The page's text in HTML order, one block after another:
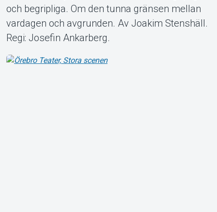
och begripliga. Om den tunna gränsen mellan
vardagen och avgrunden. Av Joakim Stenshäll.
Regi: Josefin Ankarberg.